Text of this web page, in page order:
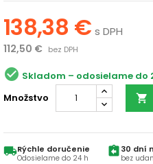
138,38 € s DPH
112,50 € bez DPH
check_circle Skladom
Množstvo

local_shippingRýchle doručenie
Odosielame do 24 h
assignment_return30 dní
bez